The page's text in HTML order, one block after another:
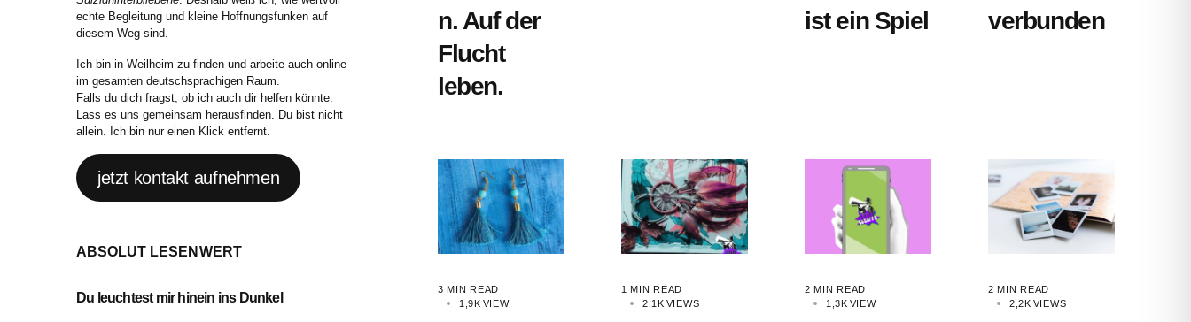
n. Auf der
Flucht
leben.
ist ein Spiel
verbunden
3 MIN READ
1,9K VIEW
1 MIN READ
2,1K VIEWS
2 MIN READ
1,3K VIEW
2 MIN READ
2,2K VIEWS
echte Begleitung und kleine Hoffnungsfunken auf
diesem Weg sind.
Ich bin in Weilheim zu finden und arbeite auch online
im gesamten deutschsprachigen Raum.
Falls du dich fragst, ob ich auch dir helfen könnte:
Lass es uns gemeinsam herausfinden. Du bist nicht
allein. Ich bin nur einen Klick entfernt.
jetzt kontakt aufnehmen
ABSOLUT LESENWERT
Du leuchtest mir hinein ins Dunkel